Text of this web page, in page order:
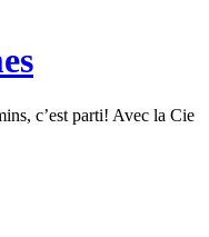
c’est parti! Avec la Cie